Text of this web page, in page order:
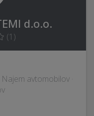
d.o.o.
(1 )
avtomobilov ·